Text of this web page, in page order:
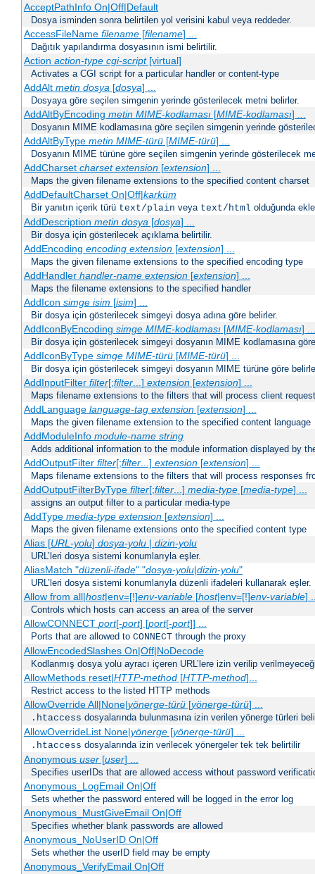
AcceptPathInfo On|Off|Default
Dosya isminden sonra belirtilen yol verisini kabul veya reddeder.
AccessFileName filename[filename] ...
Dağıtık yapılandırma dosyasının ismi belirtilir.
Action action-type cgi-script[virtual]
Activates a CGI script for a particular handler or content-type
AddAlt metin dosya[dosya] ...
Dosyaya göre seçilen simgenin yerinde gösterilecek metni belirler.
AddAltByEncoding metin MIME-kodlaması[MIME-kodlaması] ...
Dosyanın MIME kodlamasına göre seçilen simgenin yerinde
AddAltByType metin MIME-türü[MIME-türü] ...
Dosyanın MIME türüne göre seçilen simgenin yerinde gösterilecek
AddCharset charset extension[extension] ...
Maps the given filename extensions to the specified content charset
AddDefaultCharset On|Off|karküm
Bir yanıtın içerik türü text/plain veya text/html olduğunda
AddDescription metin dosya[dosya] ...
Bir dosya için gösterilecek açıklama belirtilir.
AddEncoding encoding extension[extension] ...
Maps the given filename extensions to the specified encoding type
AddHandler handler-name extension[extension] ...
Maps the filename extensions to the specified handler
AddIcon simge isim [isim] ...
Bir dosya için gösterilecek simgeyi dosya adına göre belirler.
AddIconByEncoding simge MIME-kodlaması[MIME-kodlaması] ...
Bir dosya için gösterilecek simgeyi dosyanın MIME kodlamasına
AddIconByType simge MIME-türü[MIME-türü] ...
Bir dosya için gösterilecek simgeyi dosyanın MIME türüne göre
AddInputFilter filter[;filter...] extension[extension] ...
Maps filename extensions to the filters that will process client
AddLanguage language-tag extension[extension] ...
Maps the given filename extension to the specified content language
AddModuleInfo module-name string
Adds additional information to the module information displayed by
AddOutputFilter filter[;filter...] extension[extension] ...
Maps filename extensions to the filters that will process responses
AddOutputFilterByType filter[;filter...] media-type[media-type] ...
assigns an output filter to a particular media-type
AddType media-type extension[extension] ...
Maps the given filename extensions onto the specified content type
Alias [URL-yolu] dosya-yolu| dizin-yolu
URL’leri dosya sistemi konumlarıyla eşler.
AliasMatch "düzenli-ifade" "dosya-yolu|dizin-yolu"
URL’leri dosya sistemi konumlarıyla düzenli ifadeleri kullanarak eşler.
Allow from all|host|env=[!]env-variable[host|env=[!]env-variable]
Controls which hosts can access an area of the server
AllowCONNECT port[-port] [port[-port]] ...
Ports that are allowed to CONNECT through the proxy
AllowEncodedSlashes On|Off|NoDecode
Kodlanmış dosya yolu ayracı içeren URL’lere izin verilip
AllowMethods reset|HTTP-method[HTTP-method]...
Restrict access to the listed HTTP methods
AllowOverride All|None|yönerge-türü[yönerge-türü] ...
.htaccess dosyalarında bulunmasına izin verilen yönerge türleri
AllowOverrideList None|yönerge[yönerge-türü] ...
.htaccess dosyalarında izin verilecek yönergeler tek tek belirtilir
Anonymous user[user] ...
Specifies userIDs that are allowed access without password
Anonymous_LogEmail On|Off
Sets whether the password entered will be logged in the error log
Anonymous_MustGiveEmail On|Off
Specifies whether blank passwords are allowed
Anonymous_NoUserID On|Off
Sets whether the userID field may be empty
Anonymous_VerifyEmail On|Off